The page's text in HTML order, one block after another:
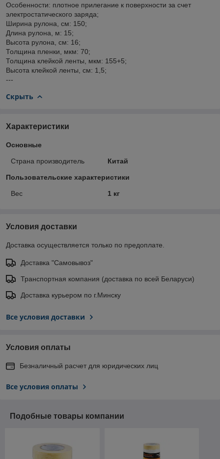
Особенности: плотное прилегание к поверхности за счет
электростатического заряда;
Ширина рулона, см: 150;
Длина рулона, м: 15;
Высота рулона, см: 16;
Толщина пленки, мкм: 70;
Толщина клейкой ленты, мкм: 155+5;
Высота клейкой ленты, см: 1,5;
---
Скрыть
Характеристики
Основные
Страна производитель Китай
Пользовательские характеристики
Вес 1 кг
Условия доставки
Доставка осуществляется только по предоплате.
Доставка "Самовывоз"
Транспортная компания (доставка по всей Беларуси)
Доставка курьером по г.Минску
Все условия доставки
Условия оплаты
Безналичный расчет для юридических лиц
Все условия оплаты
Подобные товары компании